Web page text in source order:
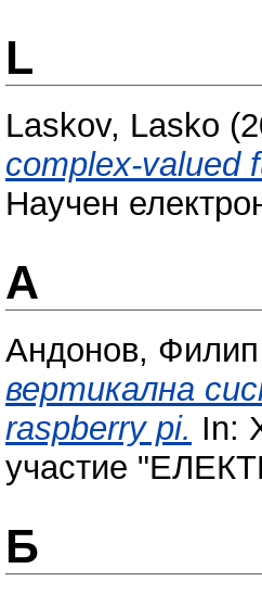
L
Laskov, Lasko
complex-valued
Научен
А
Андонов, Филип
вертикална
raspberry pi. In:
участие
Б